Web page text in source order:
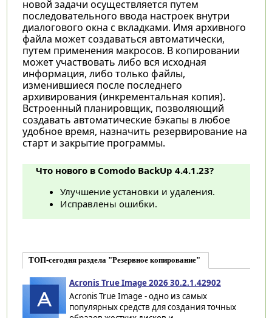
новой задачи осуществляется путем
последовательного ввода настроек внутри
диалогового окна с вкладками. Имя архивного
файла может создаваться автоматически,
путем применения макросов. В копировании
может участвовать либо вся исходная
информация, либо только файлы,
изменившиеся после последнего
архивирования (инкрементальная копия).
Встроенный планировщик, позволяющий
создавать автоматические бэкапы в любое
удобное время, назначить резервирование на
старт и закрытие программы.
Что нового в Comodo BackUp 4.4.1.23?
Улучшение установки и удаления.
Исправлены ошибки.
ТОП-сегодня раздела "Резервное копирование"
Acronis True Image 2026 30.2.1.42902
Acronis True Image - одно из самых
популярных средств для создания точных